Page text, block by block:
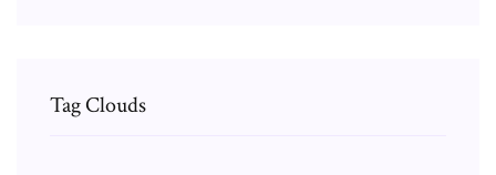
Tag Clouds